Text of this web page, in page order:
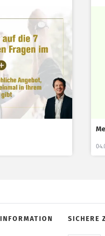
INFORMATION SICHERE